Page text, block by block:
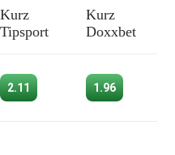
Kurz
Tipsport
Kurz
Doxxbet
2.11 1.96